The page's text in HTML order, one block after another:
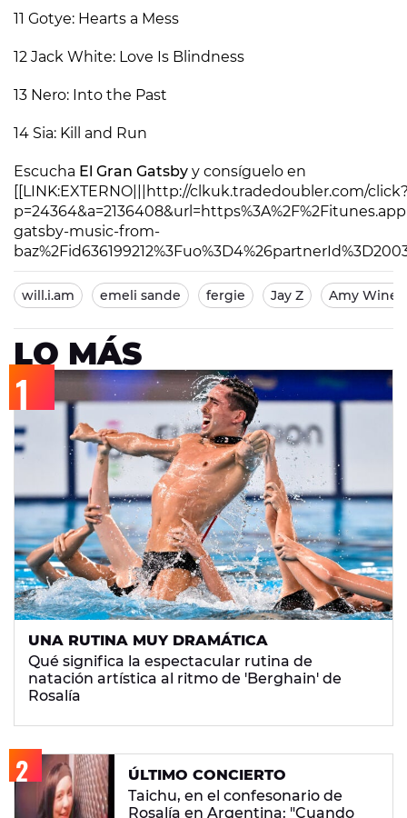
11 Gotye: Hearts a Mess
12 Jack White: Love Is Blindness
13 Nero: Into the Past
14 Sia: Kill and Run
Escucha El Gran Gatsby y consíguelo en
[[LINK:EXTERNO|||http://clkuk.tradedoubler.com/
gatsby-music-from-
will.i.am emeli sande fergie Jay Z Amy
LO MÁS
UNA RUTINA MUY DRAMÁTICA
Qué significa la espectacular rutina de
natación artística al ritmo de 'Berghain' de
Rosalía
ÚLTIMO CONCIERTO
Taichu, en el confesonario de
Rosalía en Argentina: "Cuando